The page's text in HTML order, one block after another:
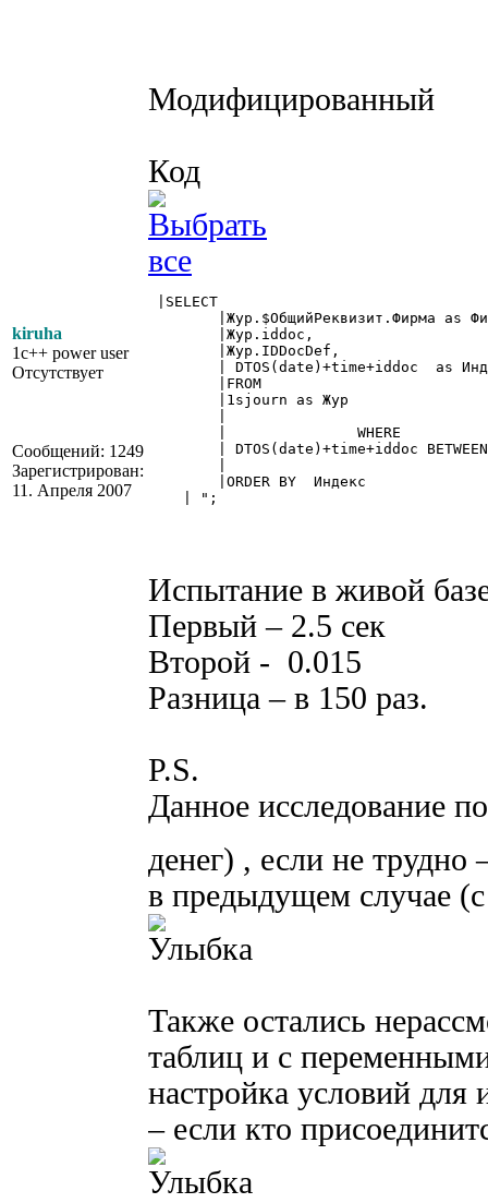
kiruha
1c++ power user
Отсутствует
Сообщений: 1249
Зарегистрирован:
11. Апреля 2007
Модифицированный
Код
|SELECT
    | ";
Испытание в живой
Первый – 2.5 сек
Второй - 0.015
Разница – в 150 раз.
P.S.
Данное исследование
денег) , если не
в предыдущем случае
Также остались
таблиц и с
настройка условий для
– если кто